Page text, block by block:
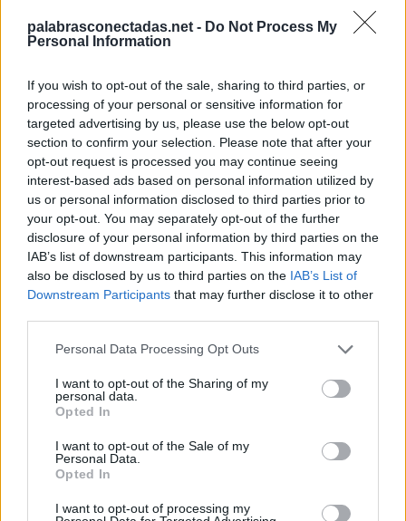
palabrasconectadas.net - Do Not Process My
Personal Information
If you wish to opt-out of the sale, sharing to third parties, or
processing of your personal or sensitive information for
targeted advertising by us, please use the below opt-out
section to confirm your selection. Please note that after your
opt-out request is processed you may continue seeing
interest-based ads based on personal information utilized by
us or personal information disclosed to third parties prior to
your opt-out. You may separately opt-out of the further
disclosure of your personal information by third parties on the
IAB’s list of downstream participants. This information may
also be disclosed by us to third parties on the IAB’s List of
Downstream Participants that may further disclose it to other
Personal Data Processing Opt Outs
I want to opt-out of the Sharing of my
personal data.
Opted In
I want to opt-out of the Sale of my
Personal Data.
Opted In
I want to opt-out of processing my
L
E
S
E
L L
O
S
E L L
O
Palabras extra:
L
O
S
E
S
O
O
S
E
E
L L O
S
L
O S
E
L
E
BUSCAR MÁS